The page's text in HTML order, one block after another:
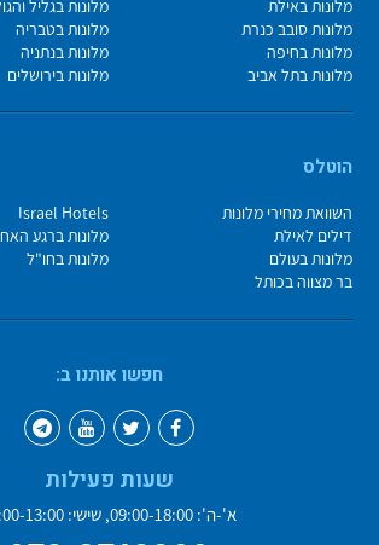
מלונות באילת
מלונות בגליל
מלונות סובב כנרת
מלונות בטבריה
מלונות בחיפה
מלונות בנתניה
מלונות בתל אביב
מלונות בירושלים
הוטלס
השוואת מחירי מלונות
Israel Hotels
דילים לאילת
מלונות ברגע
מלונות בעולם
מלונות בחו"ל
בר מצווה בכותל
חפשו אותנו ב:
שעות פעילות
א'-ה': 09:00-18:00, שישי: 09:00-13:00